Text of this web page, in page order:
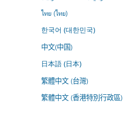
ไทย (ไทย)
한국어 (대한민국)
中文(中国)
日本語 (日本)
繁體中文 (台灣)
繁體中文 (香港特別行政區)